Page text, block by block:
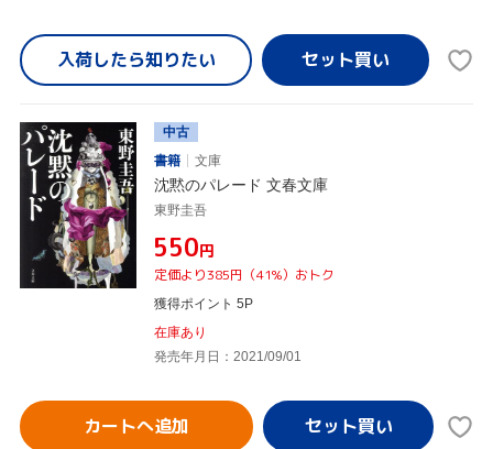
入荷したら知りたい
中古
書籍
文庫
沈黙のパレード 文春文庫
東野圭吾
¥550円
定価より385円（41%）おトク
獲得ポイント 5P
在庫あり
発売年月日：2021/09/01
カートへ追加